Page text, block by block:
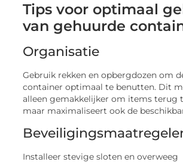
Tips voor optimaal
van gehuurde
Organisatie
Gebruik rekken en opbergdozen om
container optimaal te benutten. Dit
alleen gemakkelijker om items terug
maar maximaliseert ook de
Installeer stevige sloten en overweeg